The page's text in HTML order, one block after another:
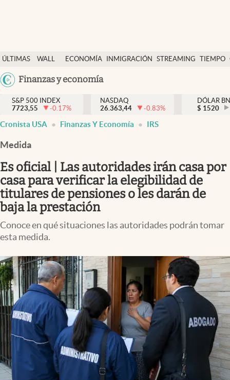
ÚLTIMAS
NOTICIAS
WALL
DÓLAR
ECONOMÍA INMIGRACIÓN STREAMING TIEMPO
México
Finanzas y economía
Finanzas y economía
Wall Street y dólar
Inmigración
Espiritual
Streaming
PC y mobile
Lifestyle
USA
S&P 500 INDEX
7723,55
-0.17%
NASDAQ
26.363,44
-0.83%
DÓLAR
$ 1520
Cronista USA Finanzas Y Economía IRS
Medida
Es oficial | Las autoridades irán casa por
casa para verificar la elegibilidad de
titulares de pensiones o les darán de
baja la prestación
Conoce en qué situaciones las autoridades podrán tomar
esta medida.